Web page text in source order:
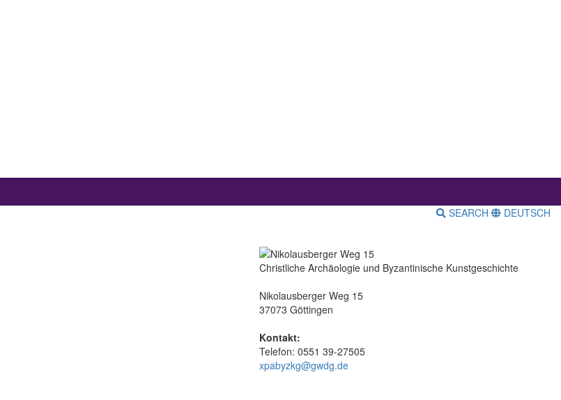
SEARCH DEUTSCH
Christliche Archäologie und Byzantinische Kunstgeschichte
Nikolausberger Weg 15
37073 Göttingen
Kontakt:
Telefon: 0551 39-27505
xpabyzkg@gwdg.de